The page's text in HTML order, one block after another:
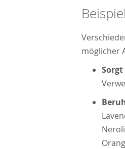
möglicher